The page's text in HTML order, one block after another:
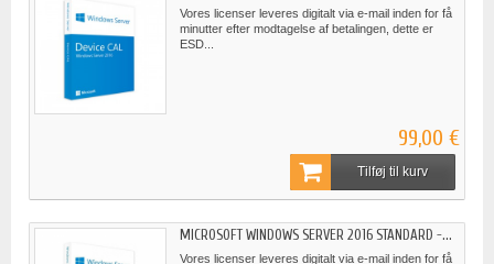
Vores licenser leveres digitalt via e-mail inden for få
minutter efter modtagelse af betalingen, dette er
ESD...
99,00 €
Tilføj til kurv
MICROSOFT WINDOWS SERVER 2016 STANDARD -...
Vores licenser leveres digitalt via e-mail inden for få